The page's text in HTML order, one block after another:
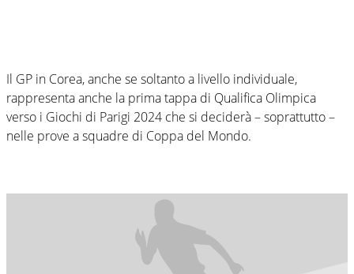
Il GP in Corea, anche se soltanto a livello individuale,
rappresenta anche la prima tappa di Qualifica Olimpica
verso i Giochi di Parigi 2024 che si deciderà – soprattutto –
nelle prove a squadre di Coppa del Mondo.